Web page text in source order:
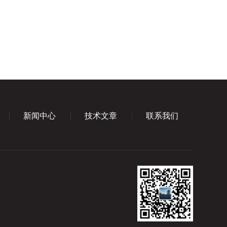
新闻中心 技术文章 联系我们